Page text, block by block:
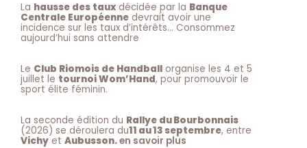
La hausse des taux décidée par la Banque
Centrale Européenne devrait avoir une
incidence sur les taux d’intérêts… Consommez
aujourd’hui sans attendre
Le Club Riomois de Handball organise les 4 et 5
juillet le tournoi Wom’Hand, pour promouvoir le
sport élite féminin.
La seconde édition du Rallye du Bourbonnais
(2026) se déroulera du11 au 13 septembre, entre
Vichy et Aubusson.en savoir plus